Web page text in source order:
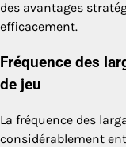
des avantages
efficacement.
Fréquence des
de jeu
La fréquence des
considérablement